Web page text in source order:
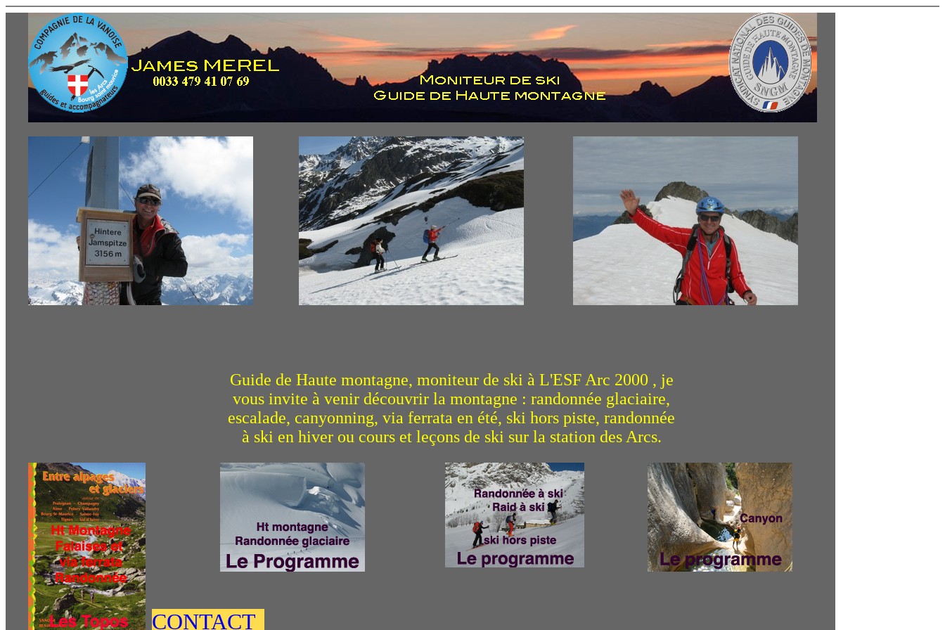
CONTACT
Guide de Haute montagne, moniteur de ski à L'ESF Arc 2000 , je
vous invite à venir découvrir la montagne : randonnée glaciaire,
escalade, canyonning, via ferrata en été, ski hors piste, randonnée
à ski en hiver ou cours et leçons de ski sur la station des Arcs.